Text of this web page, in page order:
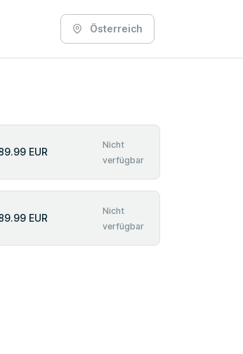
Österreich
EUR
Nicht
verfügbar
EUR
Nicht
verfügbar